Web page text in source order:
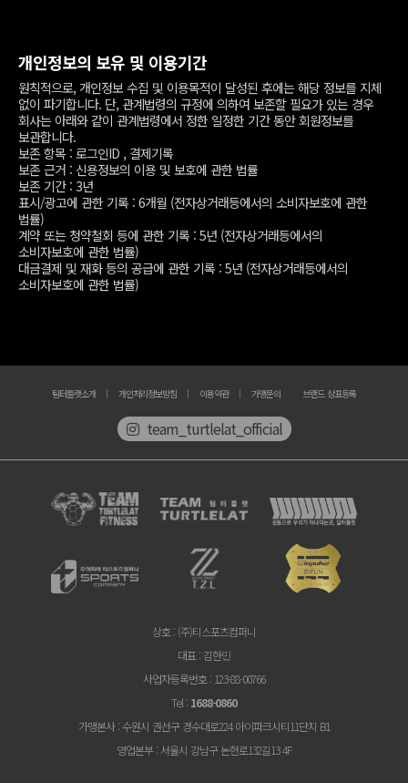
개인정보의 보유 및 이용기간
원칙적으로, 개인정보 수집 및 이용목적이 달성된 후에는 해당 정보를 지체
없이 파기합니다. 단, 관계법령의 규정에 의하여 보존할 필요가 있는 경우
회사는 아래와 같이 관계법령에서 정한 일정한 기간 동안 회원정보를
보관합니다.
보존 항목 : 로그인ID , 결제기록
보존 근거 : 신용정보의 이용 및 보호에 관한 법률
보존 기간 : 3년
표시/광고에 관한 기록 : 6개월 (전자상거래등에서의 소비자보호에 관한
법률)
계약 또는 청약철회 등에 관한 기록 : 5년 (전자상거래등에서의
소비자보호에 관한 법률)
대금결제 및 재화 등의 공급에 관한 기록 : 5년 (전자상거래등에서의
소비자보호에 관한 법률)
팀터틀랫소개 개인처리정보방침 이용약관 가맹문의 브랜드 상표등록
team_turtlelat_official
상호 : (주)티스포츠컴퍼니
대표 : 김한민
사업자등록번호 : 123-88-00766
Tel : 1688-0860
가맹본사: 수원시 권선구 경수대로224 아이파크시티11단지 B1
영업본부: 서울시 강남구 논현로132길13 4F